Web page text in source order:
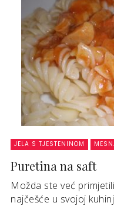
JELA S TJESTENINOM
Puretina na saft
Možda ste već
najčešće u svojoj